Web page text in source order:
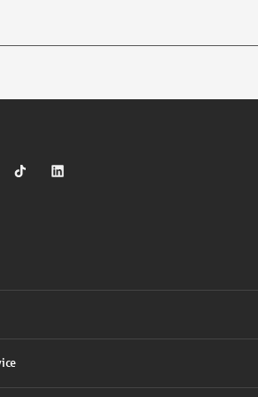
Youtube
auf Instagram
Sparkasse auf TikTok
Sparkasse auf LinkedIn